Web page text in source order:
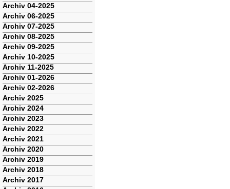
Archiv 04-2025
Archiv 06-2025
Archiv 07-2025
Archiv 08-2025
Archiv 09-2025
Archiv 10-2025
Archiv 11-2025
Archiv 01-2026
Archiv 02-2026
Archiv 2025
Archiv 2024
Archiv 2023
Archiv 2022
Archiv 2021
Archiv 2020
Archiv 2019
Archiv 2018
Archiv 2017